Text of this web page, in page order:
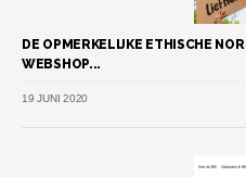
DE OPMERKELIJKE ETHISCHE
WEBSHOP...
19 JUNI 2020